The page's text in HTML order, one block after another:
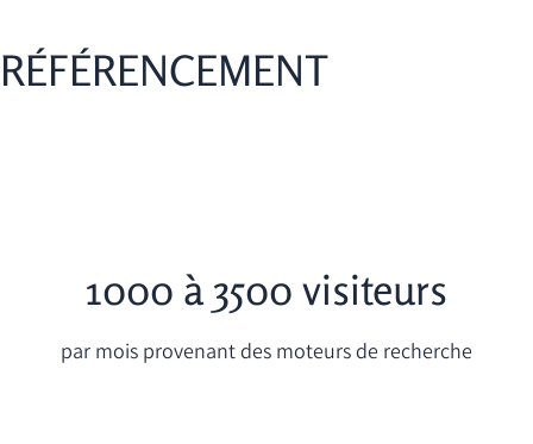
RÉFÉRENCEMENT
1000 à 3500 visiteurs
par mois provenant des moteurs de recherche